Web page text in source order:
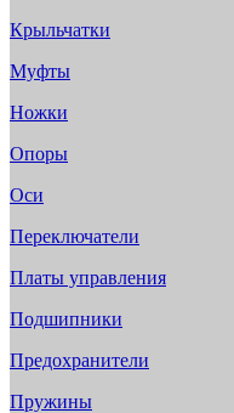
Крыльчатки
Муфты
Ножки
Опоры
Оси
Переключатели
Платы управления
Подшипники
Предохранители
Пружины